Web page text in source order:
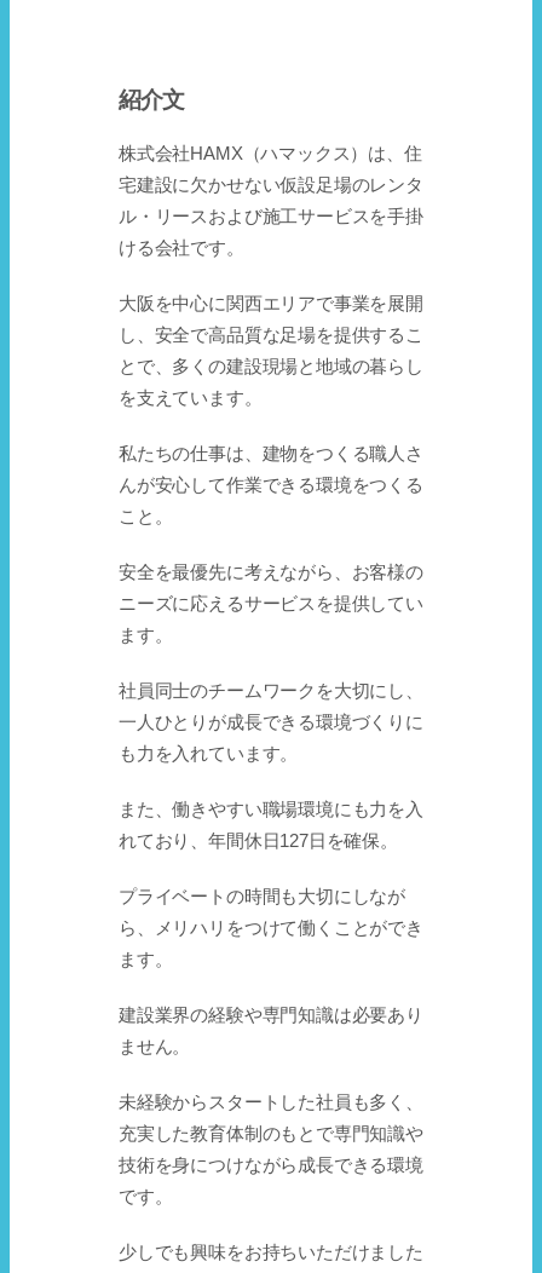
紹介文
株式会社HAMX（ハマックス）は、住
宅建設に欠かせない仮設足場のレンタ
ル・リースおよび施工サービスを手掛
ける会社です。
大阪を中心に関西エリアで事業を展開
し、安全で高品質な足場を提供するこ
とで、多くの建設現場と地域の暮らし
を支えています。
私たちの仕事は、建物をつくる職人さ
んが安心して作業できる環境をつくる
こと。
安全を最優先に考えながら、お客様の
ニーズに応えるサービスを提供してい
ます。
社員同士のチームワークを大切にし、
一人ひとりが成長できる環境づくりに
も力を入れています。
また、働きやすい職場環境にも力を入
れており、年間休日127日を確保。
プライベートの時間も大切にしなが
ら、メリハリをつけて働くことができ
ます。
建設業界の経験や専門知識は必要あり
ません。
未経験からスタートした社員も多く、
充実した教育体制のもとで専門知識や
技術を身につけながら成長できる環境
です。
少しでも興味をお持ちいただけました